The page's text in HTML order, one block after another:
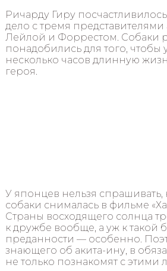
Ричарду Гиру
дело с тремя представителями
Лейлой и Форрестом. Собаки
понадобились для того, чтобы
несколько часов длинную
героя.
У японцев нельзя спрашивать,
собаки снималась в фильме
Страны восходящего солнца
к дружбе вообще, а уж к такой
преданности — особенно.
знающего об акита-ину, в
не только познакомят с